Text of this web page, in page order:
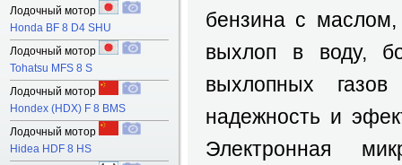
бензина с маслом,
выхлоп в воду,
выхлопных
надежность и
Электронная
Лодочный мотор
Honda BF 8 D4 SHU
Лодочный мотор
Tohatsu MFS 8 S
Лодочный мотор
Hondex (HDX) F 8 BMS
Лодочный мотор
Hidea HDF 8 HS